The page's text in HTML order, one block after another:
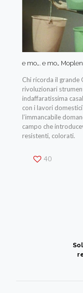
e mo…. e mo… Moplen
Chi ricorda il grande
rivoluzionari
indaffaratissima
con i lavori
l’immancabile
campo che
resistenti, colorati.
40